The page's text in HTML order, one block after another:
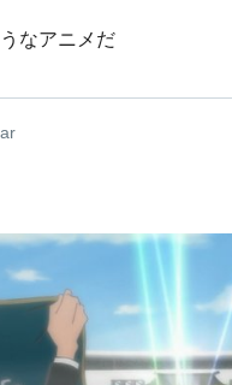
なアニメだ